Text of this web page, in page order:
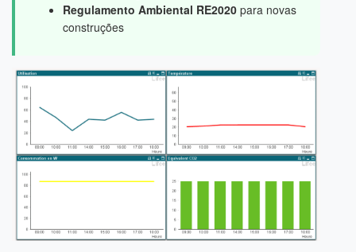
Regulamento Ambiental RE2020 para novas
construções